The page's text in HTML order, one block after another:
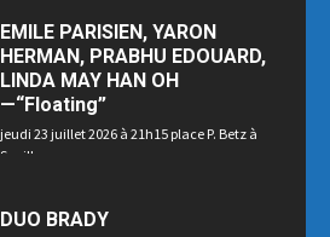
EMILE PARISIEN, YARON
HERMAN, PRABHU EDOUARD,
LINDA MAY HAN OH
—“Floating”
jeudi 23 juillet 2026 à 21h15 place P. Betz à
Souillac
DUO BRADY